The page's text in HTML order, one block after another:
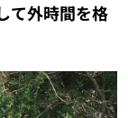
て外時間を格